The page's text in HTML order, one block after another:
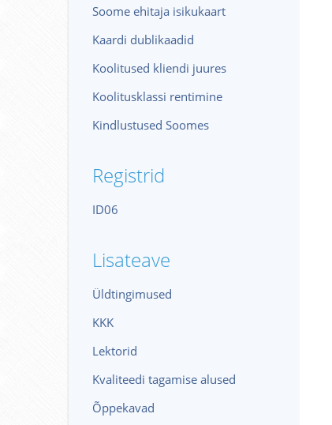
Soome ehitaja isikukaart
Kaardi dublikaadid
Koolitused kliendi juures
Koolitusklassi rentimine
Kindlustused Soomes
Registrid
ID06
Lisateave
Üldtingimused
KKK
Lektorid
Kvaliteedi tagamise alused
Õppekavad